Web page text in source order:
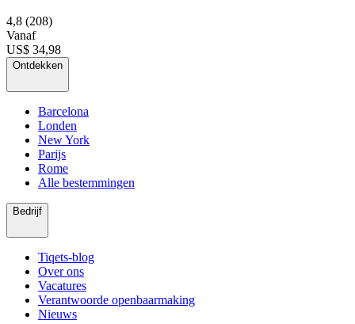
4,8 (208)
Vanaf
US$ 34,98
Ontdekken
Barcelona
Londen
New York
Parijs
Rome
Alle bestemmingen
Bedrijf
Tiqets-blog
Over ons
Vacatures
Verantwoorde openbaarmaking
Nieuws